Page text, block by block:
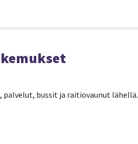
bussit ja raitiovaunut lähellä.